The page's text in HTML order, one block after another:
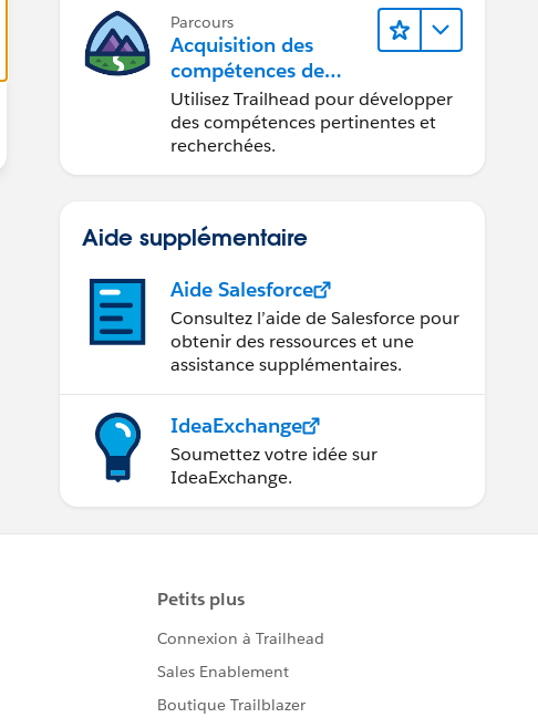
Parcours
Acquisition des
compétences de
demain avec
Trailhead
Utilisez Trailhead pour développer
des compétences pertinentes et
recherchées.
Aide supplémentaire
Aide Salesforce
Consultez l’aide de Salesforce pour
obtenir des ressources et une
assistance supplémentaires.
IdeaExchange
Soumettez votre idée sur
IdeaExchange.